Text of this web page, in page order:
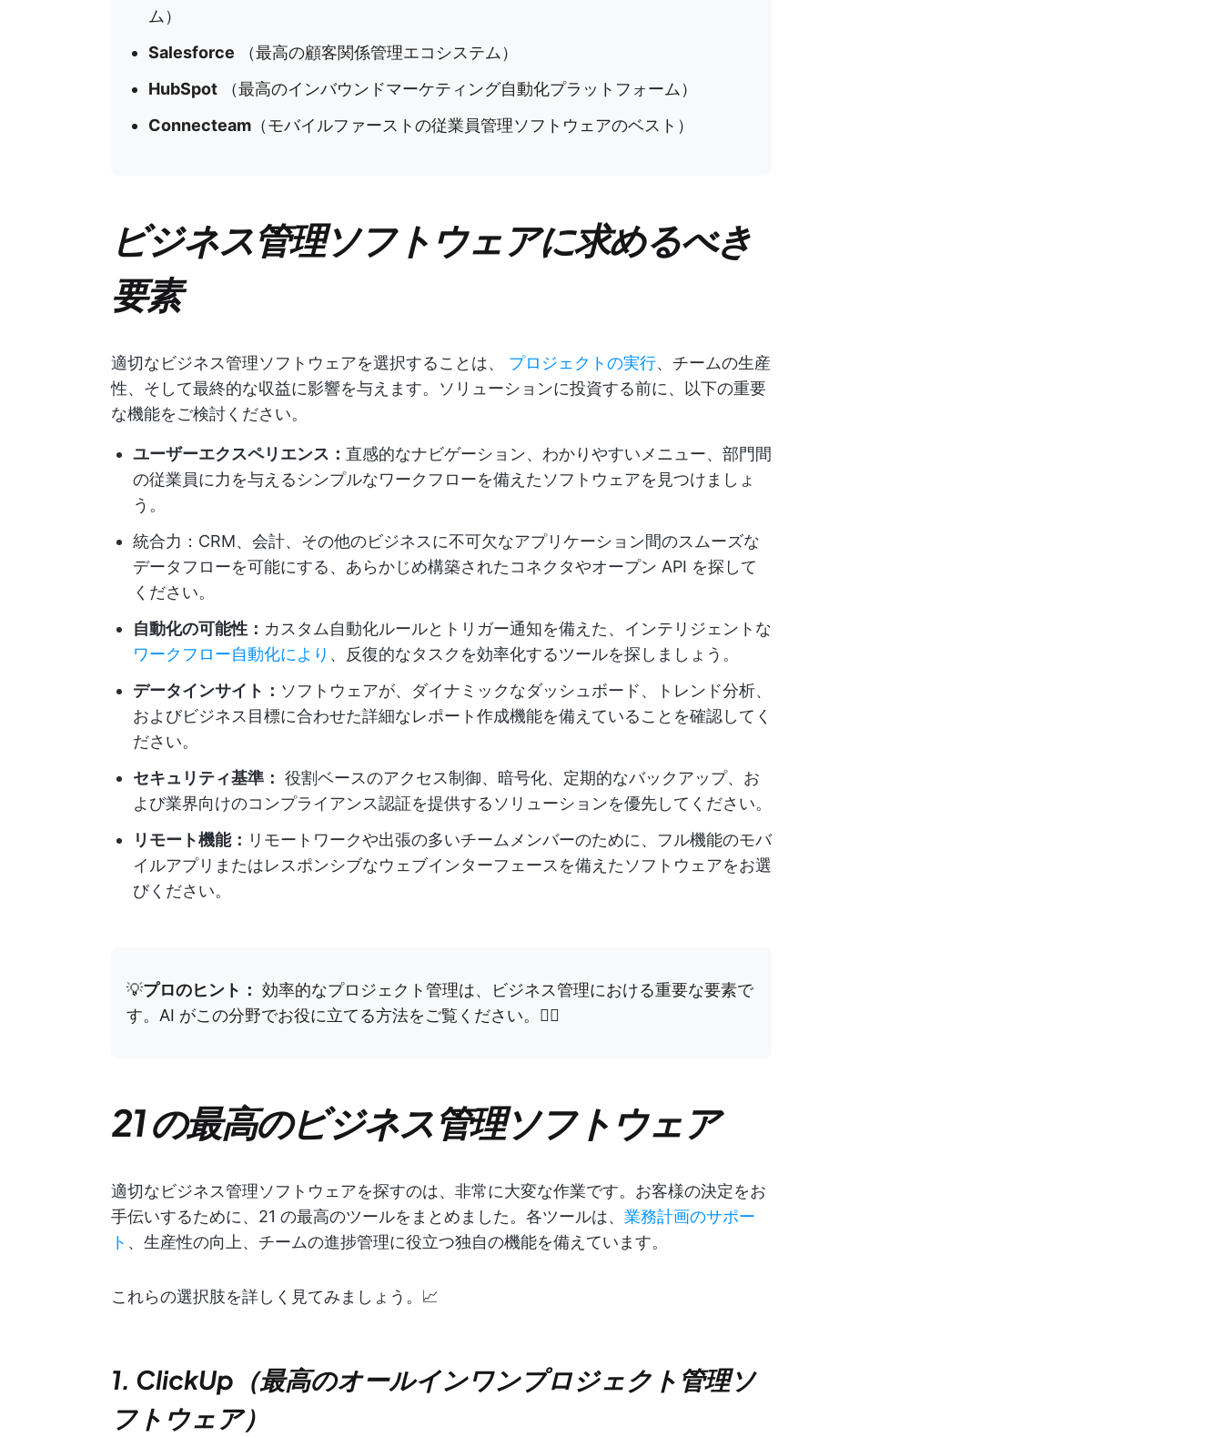
ム）
Salesforce （最高の顧客関係管理エコシステム）
HubSpot （最高のインバウンドマーケティング自動化プラットフォーム）
Connecteam （モバイルファーストの従業員管理ソフトウェアのベスト）​​​​​​​​​​​​​​​​
ビジネス管理ソフトウェアに求めるべき
要素
適切なビジネス管理ソフトウェアを選択することは、 プロジェクトの実行、チームの生産
性、そして最終的な収益に影響を与えます。ソリューションに投資する前に、以下の重要
な機能をご検討ください。
ユーザーエクスペリエンス： 直感的なナビゲーション、わかりやすいメニュー、部門間
の従業員に力を与えるシンプルなワークフローを備えたソフトウェアを見つけましょ
う。
統合力：CRM、会計、その他のビジネスに不可欠なアプリケーション間のスムーズな
データフローを可能にする、あらかじめ構築されたコネクタやオープン API を探して
ください。
自動化の可能性： カスタム自動化ルールとトリガー通知を備えた、インテリジェントな
ワークフロー自動化により 、反復的なタスクを効率化するツールを探しましょう。
データインサイト： ソフトウェアが、ダイナミックなダッシュボード、トレンド分析、
およびビジネス目標に合わせた詳細なレポート作成機能を備えていることを確認してく
ださい。
セキュリティ基準： 役割ベースのアクセス制御、暗号化、定期的なバックアップ、お
よび業界向けのコンプライアンス認証を提供するソリューションを優先してください。
リモート機能： リモートワークや出張の多いチームメンバーのために、フル機能のモバ
イルアプリまたはレスポンシブなウェブインターフェースを備えたソフトウェアをお選
びください。
💡プロのヒント： 効率的なプロジェクト管理は、ビジネス管理における重要な要素で
す。AI がこの分野でお役に立てる方法をご覧ください。👇🏼
21 の最高のビジネス管理ソフトウェア
適切なビジネス管理ソフトウェアを探すのは、非常に大変な作業です。お客様の決定をお
手伝いするために、21 の最高のツールをまとめました。各ツールは、 業務計画のサポー
ト 、生産性の向上、チームの進捗管理に役立つ独自の機能を備えています。
これらの選択肢を詳しく見てみましょう。📈
1. ClickUp（最高のオールインワンプロジェクト管理ソ
フトウェア）